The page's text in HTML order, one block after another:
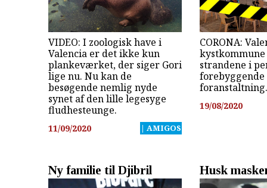
VIDEO: I zoologisk have i
Valencia er det ikke kun
plankeværket, der siger Gori
lige nu. Nu kan de
besøgende nemlig nyde
synet af den lille legesyge
fludhesteunge.
11/09/2020 | AMIGOS
CORONA:
strandene i
forebyggende
foranstaltning.
19/08/2020
Ny familie til Djibril Husk